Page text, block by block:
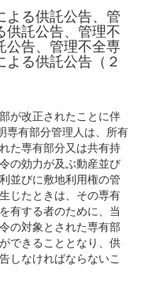
よる供託公告、管
供託公告、管理不
公告、管理不全専
る供託公告（２
が改正されたことに伴
専有部分管理人は、所有
た専有部分又は共有持
の効力が及ぶ動産並び
並びに敷地利用権の管
じたときは、その専有
有する者のために、当
の対象とされた専有部
できることとなり、供
しなければならないこ